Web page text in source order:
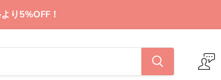
り5%OFF！